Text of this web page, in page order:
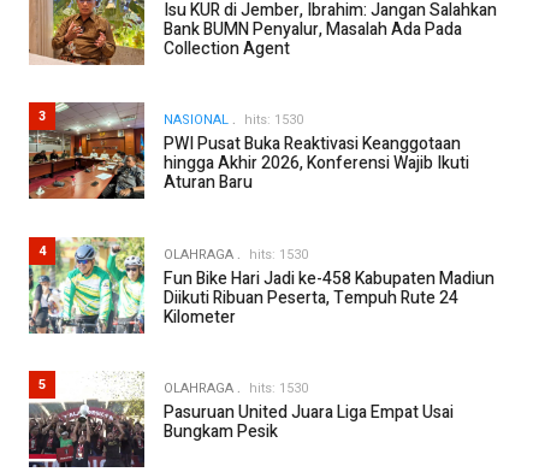
Isu KUR di Jember, Ibrahim: Jangan Salahkan
Bank BUMN Penyalur, Masalah Ada Pada
Collection Agent
3 NASIONAL hits: 1530
PWI Pusat Buka Reaktivasi Keanggotaan
hingga Akhir 2026, Konferensi Wajib Ikuti
Aturan Baru
4 OLAHRAGA hits: 1530
Fun Bike Hari Jadi ke-458 Kabupaten Madiun
Diikuti Ribuan Peserta, Tempuh Rute 24
Kilometer
5 OLAHRAGA hits: 1530
Pasuruan United Juara Liga Empat Usai
Bungkam Pesik